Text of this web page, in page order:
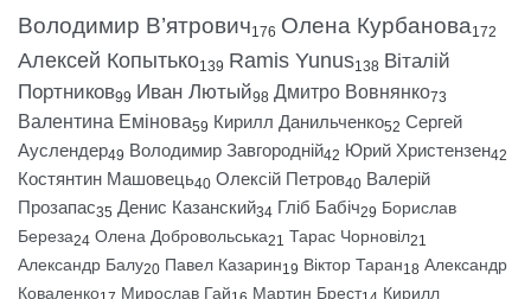
Володимир В’ятрович176 Олена Курбанова172
Алексей Копытько139 Ramis Yunus138 Віталій
Портников99 Иван Лютый98 Дмитро Вовнянко73
Валентина Емінова59 Кирилл Данильченко52 Сергей
Ауслендер49 Володимир Завгородній42 Юрий Христензен42
Костянтин Машовець40 Олексій Петров40 Валерій
Прозапас35 Денис Казанский34 Гліб Бабіч29 Борислав
Береза24 Олена Добровольська21 Тарас Чорновіл21
Александр Балу20 Павел Казарин19 Віктор Таран18 Александр
Коваленко
Мирослав Гай Мартин Брест
Кирилл